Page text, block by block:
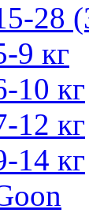
28
9 кг
10 кг
12 кг
14 кг